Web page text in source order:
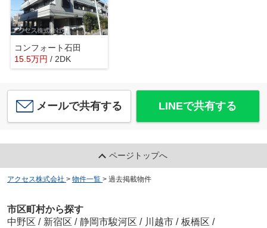
コンフォート石田
15.5万円 / 2DK
メールで共有する LINEで共有する
ページトップへ
アクセス株式会社 > 物件一覧 > 過去掲載物件
市区町村から探す
中野区 / 新宿区 / 静岡市駿河区 / 川越市 / 板橋区 /